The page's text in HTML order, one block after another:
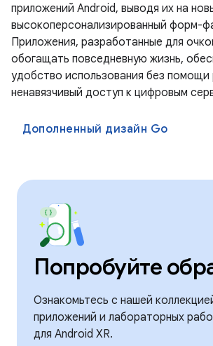
приложений Android, выводя их на
высокоперсонализированный форм-
Приложения, разработанные для
обогащать повседневную жизнь,
удобство использования без помощи
ненавязчивый доступ к цифровым
Дополненный дизайн Go
Попробуйте
Ознакомьтесь с нашей
приложений и лабораторных
для Android XR.